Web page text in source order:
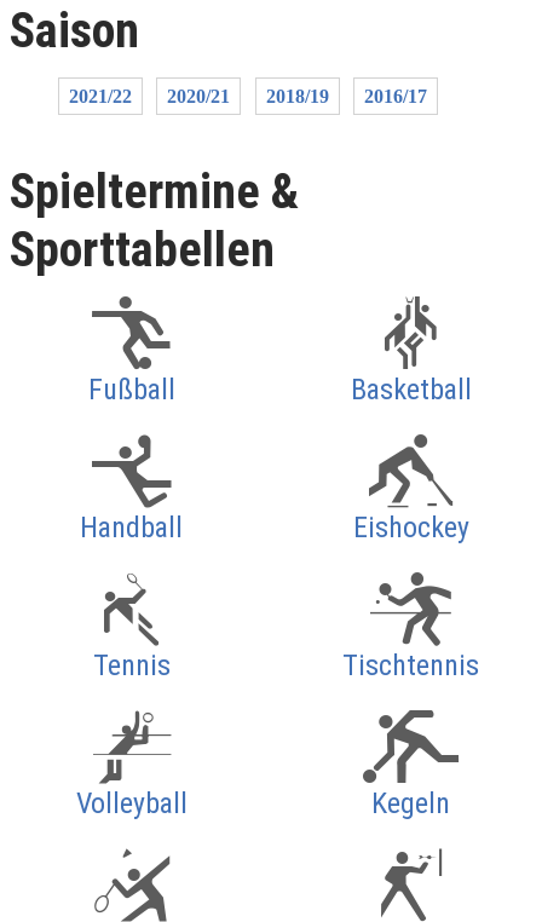
Saison
2021/22 2020/21 2018/19 2016/17
Spieltermine &
Sporttabellen
Fußball Basketball
Handball Eishockey
Tennis Tischtennis
Volleyball Kegeln